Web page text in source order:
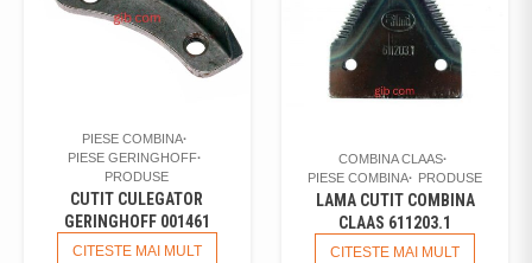
PIESE COMBINA
PIESE GERINGHOFF
PRODUSE
CUTIT CULEGATOR
GERINGHOFF 001461
CITESTE MAI MULT
COMBINA CLAAS
PIESE COMBINA
PRODUSE
LAMA CUTIT COMBINA
CLAAS 611203.1
CITESTE MAI MULT